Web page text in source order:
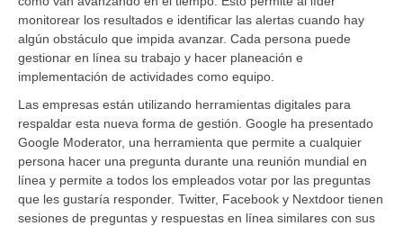
monitorear los resultados e identificar las alertas cuando hay
algún obstáculo que impida avanzar. Cada persona puede
gestionar en línea su trabajo y hacer planeación e
implementación de actividades como equipo.
Las empresas están utilizando herramientas digitales para
respaldar esta nueva forma de gestión. Google ha presentado
Google Moderator, una herramienta que permite a cualquier
persona hacer una pregunta durante una reunión mundial en
línea y permite a todos los empleados votar por las preguntas
que les gustaría responder. Twitter, Facebook y Nextdoor tienen
sesiones de preguntas y respuestas en línea similares con sus